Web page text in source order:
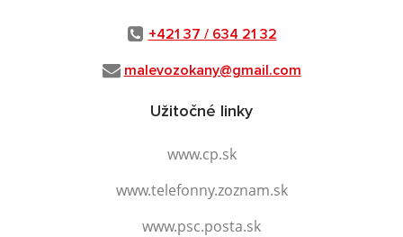
+421 37 / 634 21 32
malevozokany@gmail.com
Užitočné linky
www.cp.sk
www.telefonny.zoznam.sk
www.psc.posta.sk